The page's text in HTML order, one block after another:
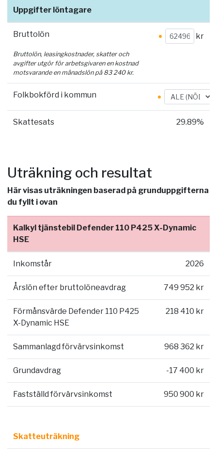
Uppgifter löntagare
Bruttolön kr
Bruttolön, leasingkostnader, skatter och
avgifter utgör för arbetsgivaren en kostnad
motsvarande en månadslön på 83 240kr.
Folkbokförd i kommun
Skattesats 29.89%
Uträkning och resultat
Här visas uträkningen baserad på grunduppgifterna
du fyllt i ovan
Kalkyl tjänstebil Defender 110 P425 X-Dynamic
HSE
Inkomstår 2026
Årslön efter bruttolöneavdrag 749 952 kr
Förmånsvärde Defender 110 P425
X-Dynamic HSE
218 410 kr
Sammanlagd förvärvsinkomst 968 362 kr
Grundavdrag -17 400 kr
Fastställd förvärvsinkomst 950 900 kr
Skatteuträkning